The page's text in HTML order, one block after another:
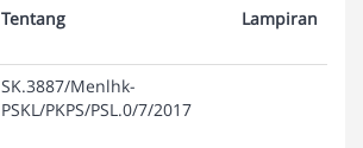
Tentang Lampiran
SK.3887/Menlhk-
PSKL/PKPS/PSL.0/7/2017